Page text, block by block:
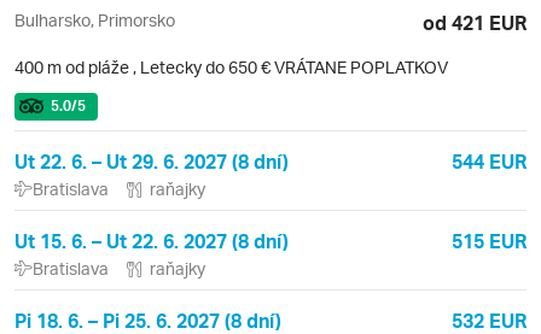
Bulharsko, Primorsko od 421 EUR
400 m od pláže , Letecky do 650 € VRÁTANE POPLATKOV
5.0/5
Ut 22. 6. – Ut 29. 6. 2027 (8 dní) 544 EUR
Bratislava raňajky
Ut 15. 6. – Ut 22. 6. 2027 (8 dní) 515 EUR
Bratislava raňajky
Pi 18. 6. – Pi 25. 6. 2027 (8 dní) 532 EUR